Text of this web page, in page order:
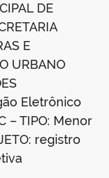
DE
E
URBANO
Eletrônico
– TIPO: Menor
registro